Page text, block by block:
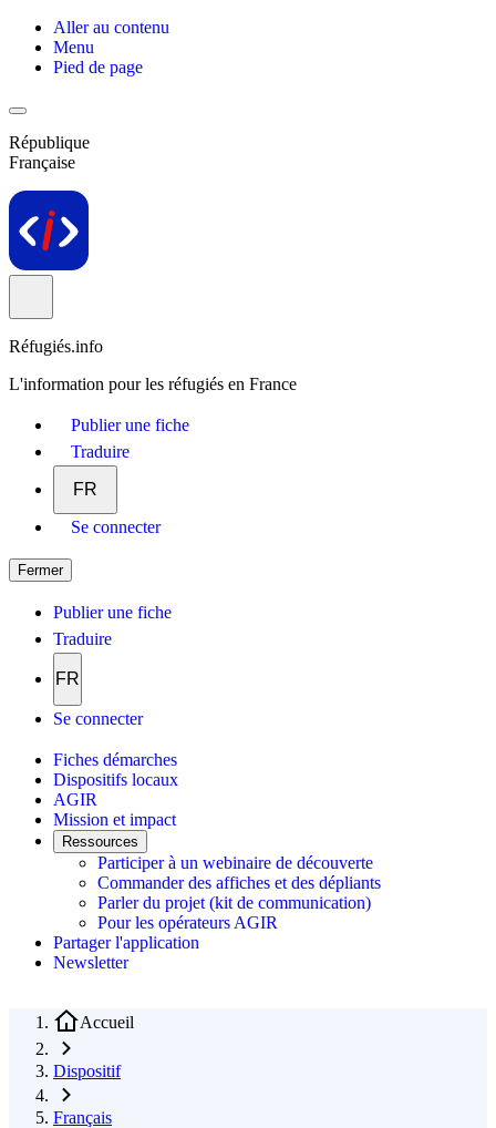
Aller au contenu
Menu
Pied de page
République
Française
Réfugiés.info
L'information pour les réfugiés en France
Publier une fiche
Traduire
FR
Se connecter
Fermer
Publier une fiche
Traduire
FR
Se connecter
Fiches démarches
Dispositifs locaux
AGIR
Mission et impact
Ressources
Participer à un webinaire de découverte
Commander des affiches et des dépliants
Parler du projet (kit de communication)
Pour les opérateurs AGIR
Partager l'application
Newsletter
Accueil
Dispositif
Français